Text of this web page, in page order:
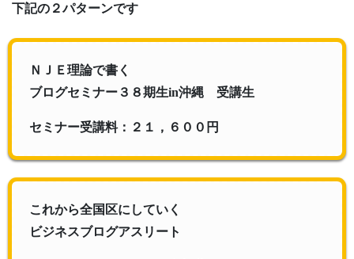
下記の２パターンです
ＮＪＥ理論で書く
ブログセミナー３８期生in沖縄 受講生
セミナー受講料：２１，６００円
これから全国区にしていく
ビジネスブログアスリート